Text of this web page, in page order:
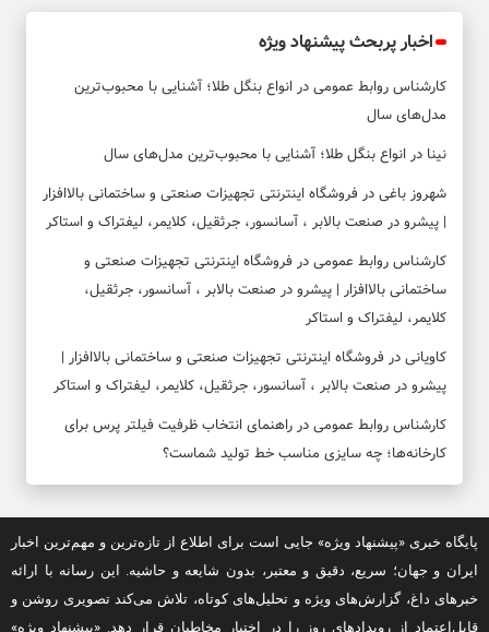
اخبار پربحث پیشنهاد ویژه
کارشناس روابط عمومیدرانواع بنگل طلا؛ آشنایی با محبوب‌ترین
مدل‌های سال
نینا درانواع بنگل طلا؛ آشنایی با محبوب‌ترین مدل‌های سال
شهروز باغیدر فروشگاه اینترنتی تجهیزات صنعتی و ساختمانی بالاافزار
| پیشرو در صنعت بالابر ، آسانسور، جرثقیل، کلایمر، لیفتراک و استاکر
کارشناس روابط عمومیدر فروشگاه اینترنتی تجهیزات صنعتی و
ساختمانی بالاافزار | پیشرو در صنعت بالابر ، آسانسور، جرثقیل،
کلایمر، لیفتراک و استاکر
کاویانیدر فروشگاه اینترنتی تجهیزات صنعتی و ساختمانی بالاافزار |
پیشرو در صنعت بالابر ، آسانسور، جرثقیل، کلایمر، لیفتراک و استاکر
کارشناس روابط عمومیدرراهنمای انتخاب ظرفیت فیلتر پرس برای
کارخانه‌ها؛ چه سایزی مناسب خط تولید شماست؟
پایگاه خبری «پیشنهاد ویژه» جایی است برای اطلاع از تازه‌ترین و مهم‌ترین اخبار
ایران و جهان؛ سریع، دقیق و معتبر، بدون شایعه و حاشیه. این رسانه با ارائه
خبرهای داغ، گزارش‌های ویژه و تحلیل‌های کوتاه، تلاش می‌کند تصویری روشن و
قابل‌اعتماد از رویدادهای روز را در اختیار مخاطبان قرار دهد. «پیشنهاد ویژه»